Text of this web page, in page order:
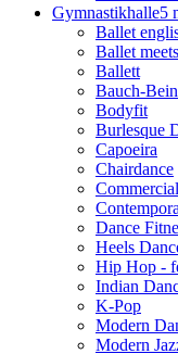
Gymnastikhalle5
Ballet
Ballet
Ballett
Bauch-
Bodyfit
Burlesque
Capoeira
Chairdance
Dance
Heels
Hip Hop -
Indian
K-Pop
Modern
Modern